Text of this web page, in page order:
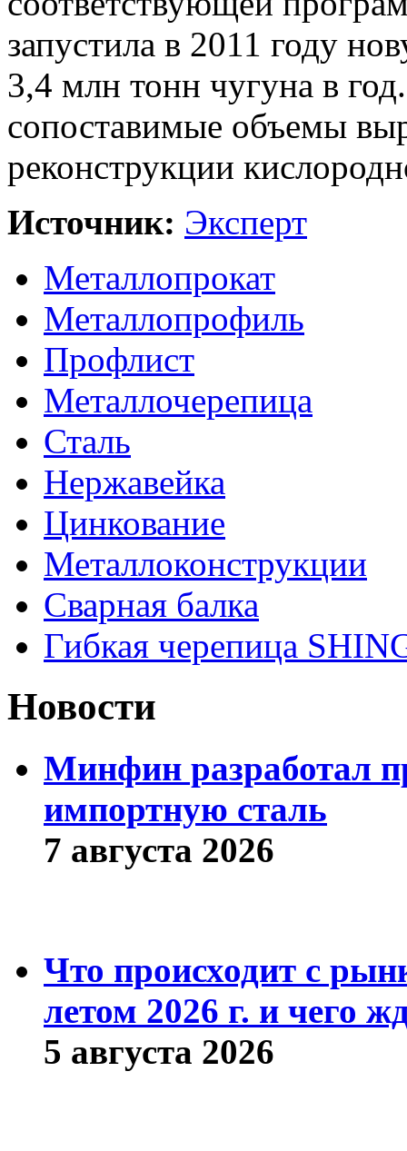
запустила в 2011 году
3,4 млн тонн чугуна в
сопоставимые объемы
реконструкции
Источник: Эксперт
Металлопрокат
Металлопрофиль
Профлист
Металлочерепица
Сталь
Нержавейка
Цинкование
Металлоконструкции
Сварная балка
Гибкая черепица
Новости
Минфин разработал
импортную сталь
7 августа 2026
Что происходит с
летом 2026 г. и чего
5 августа 2026